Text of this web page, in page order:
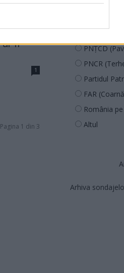
ar fi
1
Pagina 1 din 3
Acțiunea
PNȚCD
PNCR
Partidul
FAR
România
Altul
Arhiva